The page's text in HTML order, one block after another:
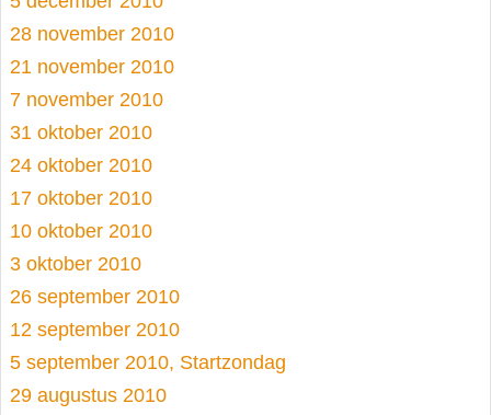
28 november 2010
21 november 2010
7 november 2010
31 oktober 2010
24 oktober 2010
17 oktober 2010
10 oktober 2010
3 oktober 2010
26 september 2010
12 september 2010
5 september 2010, Startzondag
29 augustus 2010